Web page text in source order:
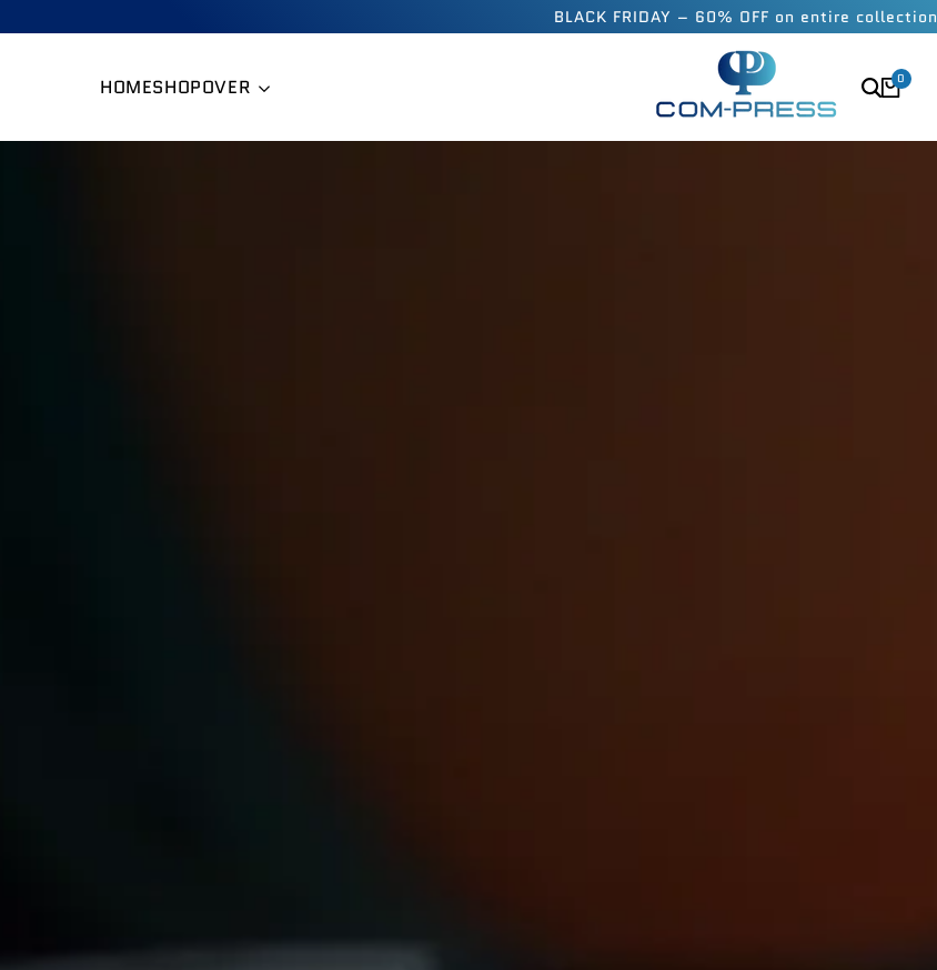
BLACK FRIDAY – 60% OFF on entire collection
HOMESHOPOVER 0